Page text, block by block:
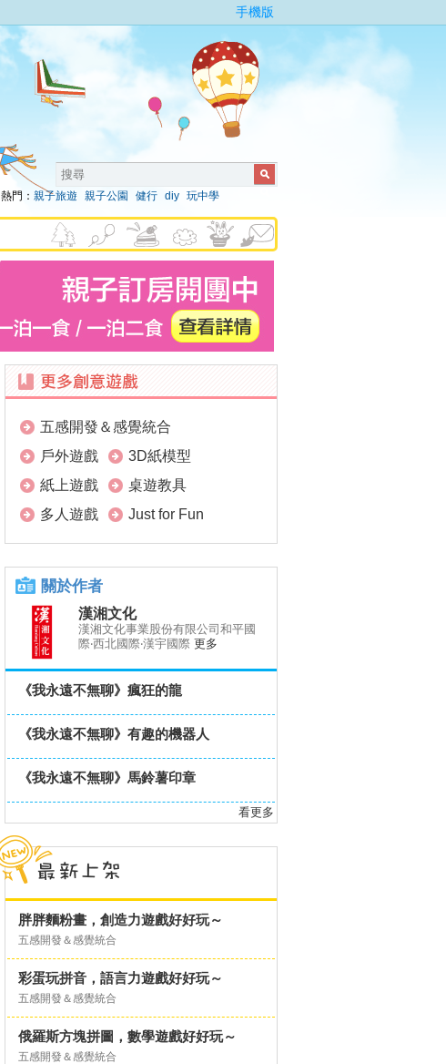
手機版
熱門： 親子旅遊 親子公園 健行 diy 玩中學
五感開發＆感覺統合
戶外遊戲
3D紙模型
紙上遊戲
桌遊教具
多人遊戲
Just for Fun
關於作者
漢湘文化
漢湘文化事業股份有限公司和平國
際‧西北國際‧漢宇國際 更多
《我永遠不無聊》瘋狂的龍
《我永遠不無聊》有趣的機器人
《我永遠不無聊》馬鈴薯印章
看更多
胖胖麵粉畫，創造力遊戲好好玩～
五感開發＆感覺統合
彩蛋玩拼音，語言力遊戲好好玩～
五感開發＆感覺統合
俄羅斯方塊拼圖，數學遊戲好好玩～
五感開發＆感覺統合